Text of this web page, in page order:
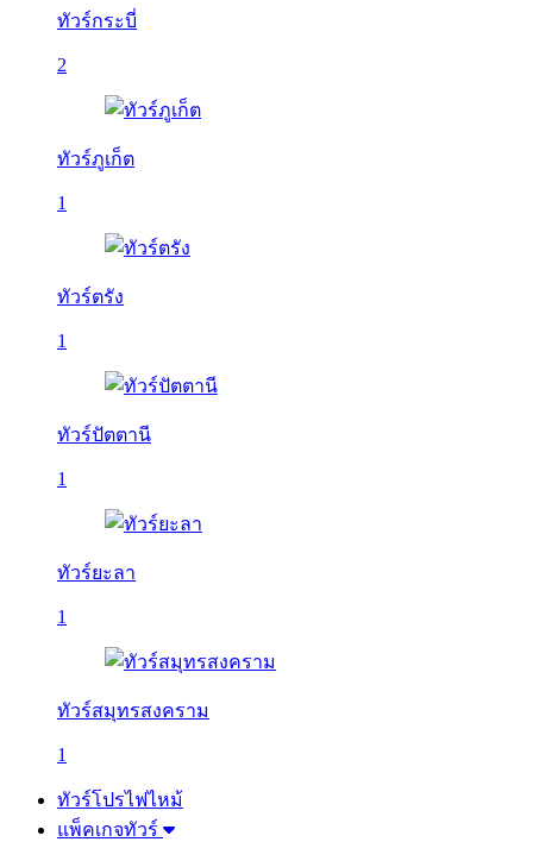
ทัวร์กระบี่
2
ทัวร์ภูเก็ต
1
ทัวร์ตรัง
1
ทัวร์ปัตตานี
1
ทัวร์ยะลา
1
ทัวร์สมุทรสงคราม
1
ทัวร์โปรไฟไหม้
แพ็คเกจทัวร์